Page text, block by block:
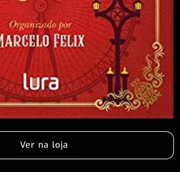
Ver na loja